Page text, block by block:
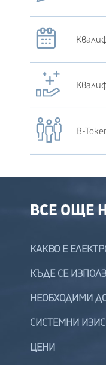
B-
ВСЕ ОЩЕ
КАКВО Е
КЪДЕ СЕ
НЕОБХОДИМИ
СИСТЕМНИ
ЦЕНИ